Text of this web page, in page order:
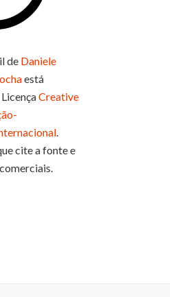
de Daniele
está
Creative
.
cite a fonte e